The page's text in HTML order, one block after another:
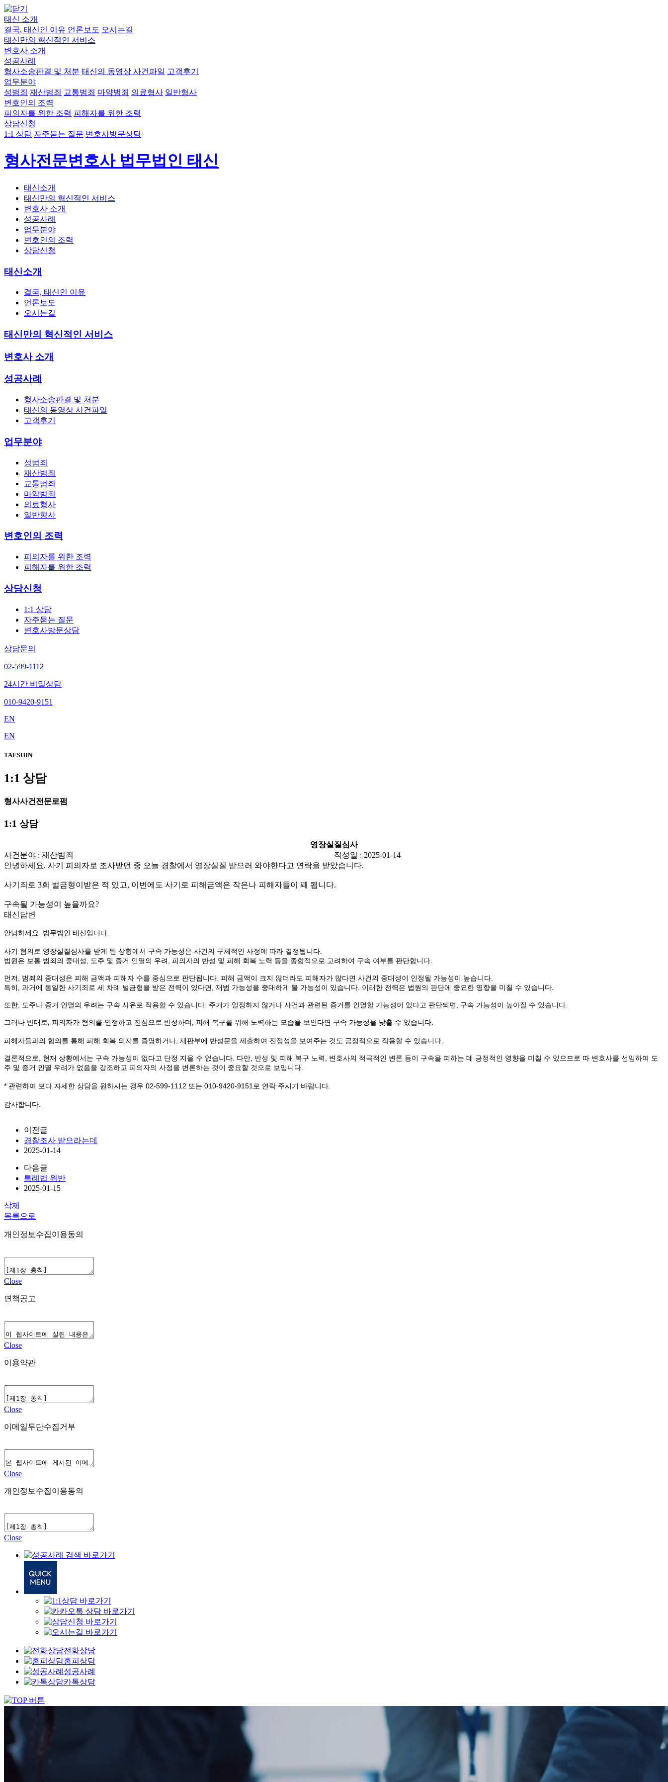
태신 소개
결국, 태신인 이유 언론보도 오시는길
태신만의 혁신적인 서비스
변호사 소개
성공사례
형사소송판결 및 처분 태신의 동영상 사건파일 고객후기
업무분야
성범죄 재산범죄 교통범죄 마약범죄 의료형사 일반형사
변호인의 조력
피의자를 위한 조력 피해자를 위한 조력
상담신청
1:1 상담 자주묻는 질문 변호사방문상담
형사전문변호사 법무법인 태신
태신소개
태신만의 혁신적인 서비스
변호사 소개
성공사례
업무분야
변호인의 조력
상담신청
태신소개
결국, 태신인 이유
언론보도
오시는길
태신만의 혁신적인 서비스
변호사 소개
성공사례
형사소송판결 및 처분
태신의 동영상 사건파일
고객후기
업무분야
성범죄
재산범죄
교통범죄
마약범죄
의료형사
일반형사
변호인의 조력
피의자를 위한 조력
피해자를 위한 조력
상담신청
1:1 상담
자주묻는 질문
변호사방문상담
상담문의
02-599-1112
24시간 비밀상담
010-9420-9151
EN
EN
TAESHIN
1:1 상담
형사사건전문로펌
1:1 상담
영장실질심사
사건분야 : 재산범죄
작성일 : 2025-01-14
안녕하세요. 사기 피의자로 조사받던 중 오늘 경찰에서 영장실질 받으러 와야한다고 연락을 받았습니다.
사기죄로 3회 벌금형이받은 적 있고, 이번에도 사기로 피해금액은 작은나 피해자들이 꽤 됩니다.
구속될 가능성이 높을까요?
태신답변
안녕하세요. 법무법인 태신입니다.
사기 혐의로 영장실질심사를 받게 된 상황에서 구속 가능성은 사건의 구체적인 사정에 따라 결정됩니다.
법원은 보통 범죄의 중대성, 도주 및 증거 인멸의 우려, 피의자의 반성 및 피해 회복 노력 등을 종합적으로 고려하여 구속 여부를 판단합니다.
먼저, 범죄의 중대성은 피해 금액과 피해자 수를 중심으로 판단됩니다. 피해 금액이 크지 않더라도 피해자가 많다면 사건의 중대성이 인정될 가능성이 높습니다.
특히, 과거에 동일한 사기죄로 세 차례 벌금형을 받은 전력이 있다면, 재범 가능성을 중대하게 볼 가능성이 있습니다. 이러한 전력은 법원의 판단에 중요한 영향을 미칠 수 있습니다.
또한, 도주나 증거 인멸의 우려는 구속 사유로 작용할 수 있습니다. 주거가 일정하지 않거나 사건과 관련된 증거를 인멸할 가능성이 있다고 판단되면, 구속 가능성이 높아질 수 있습니다.
그러나 반대로, 피의자가 혐의를 인정하고 진심으로 반성하며, 피해 복구를 위해 노력하는 모습을 보인다면 구속 가능성을 낮출 수 있습니다.
피해자들과의 합의를 통해 피해 회복 의지를 증명하거나, 재판부에 반성문을 제출하여 진정성을 보여주는 것도 긍정적으로 작용할 수 있습니다.
결론적으로, 현재 상황에서는 구속 가능성이 없다고 단정 지을 수 없습니다. 다만, 반성 및 피해 복구 노력, 변호사의 적극적인 변론 등이 구속을 피하는 데 긍정적인 영향을 미칠 수 있으므로 따 변호사를 선임하여 도
주 및 증거 인멸 우려가 없음을 강조하고 피의자의 사정을 변론하는 것이 중요할 것으로 보입니다.
* 관련하여 보다 자세한 상담을 원하시는 경우 02-599-1112 또는 010-9420-9151로 연락 주시기 바랍니다.
감사합니다.
이전글
경찰조사 받으라는데
2025-01-14
다음글
특례법 위반
2025-01-15
삭제
목록으로
개인정보수집이용동의
Close
면책공고
Close
이용약관
Close
이메일무단수집거부
Close
개인정보수집이용동의
Close
전화상담
홈피상담
성공사례
카톡상담